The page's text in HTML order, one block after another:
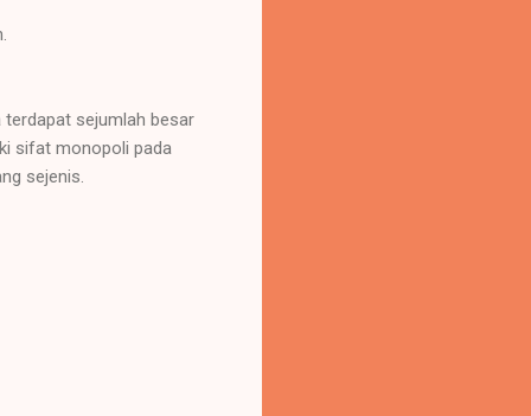
sejumlah besar
sifat monopoli pada
sejenis.